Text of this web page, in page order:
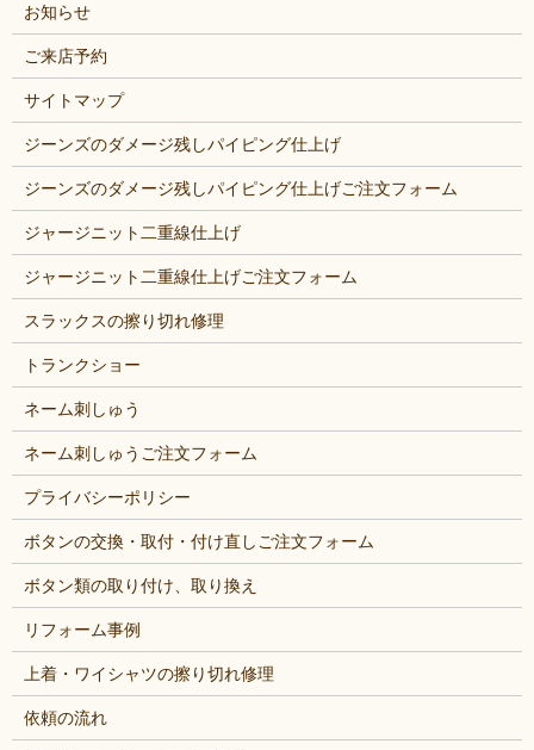
お知らせ
ご来店予約
サイトマップ
ジーンズのダメージ残しパイピング仕上げ
ジーンズのダメージ残しパイピング仕上げご注文フォーム
ジャージニット二重線仕上げ
ジャージニット二重線仕上げご注文フォーム
スラックスの擦り切れ修理
トランクショー
ネーム刺しゅう
ネーム刺しゅうご注文フォーム
プライバシーポリシー
ボタンの交換・取付・付け直しご注文フォーム
ボタン類の取り付け、取り換え
リフォーム事例
上着・ワイシャツの擦り切れ修理
依頼の流れ